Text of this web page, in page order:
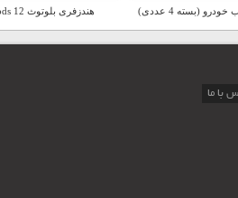
(بسته 4 عددی) هندزفری بلوتوث Inpods 12
با ما